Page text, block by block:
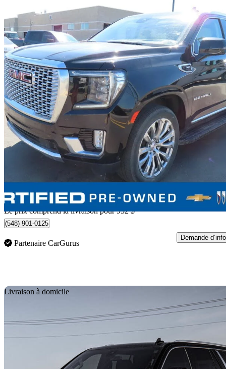
2024 GMC Yukon
Denali 4WD 71 124 km
Affaire
Livraison à domicile de Lethbridge, AB
Le prix comprend la livraison pour 932 $
(548) 901-0125
Partenaire CarGurus
Demande d’info
Livraison à domicile